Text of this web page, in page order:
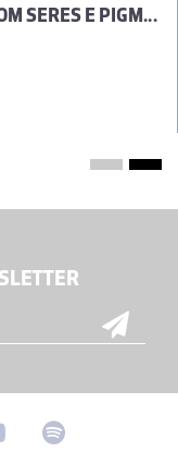
ACTIVIDADES LABORATORIAIS COM SERES E PIGMENTOS FOTOSSINTÉTICOS